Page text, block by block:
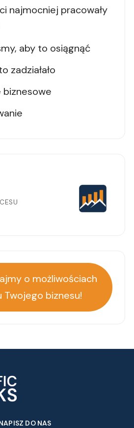
najmocniej pracowały
aby to osiągnąć
zadziałało
biznesowe
o możliwościach
Twojego biznesu!
DO NAS